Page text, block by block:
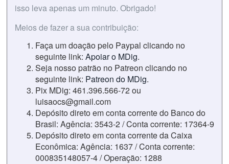
isso leva apenas um minuto. Obrigado!
Meios de fazer a sua contribuição:
Faça um doação pelo Paypal clicando no
seguinte link: Apoiar o MDig.
Seja nosso patrão no Patreon clicando no
seguinte link: Patreon do MDig.
Pix MDig: 461.396.566-72 ou
luisaocs@gmail.com
Depósito direto em conta corrente do Banco do
Brasil: Agência: 3543-2 / Conta corrente: 17364-9
Depósito direto em conta corrente da Caixa
Econômica: Agência: 1637 / Conta corrente:
000835148057-4 / Operação: 1288